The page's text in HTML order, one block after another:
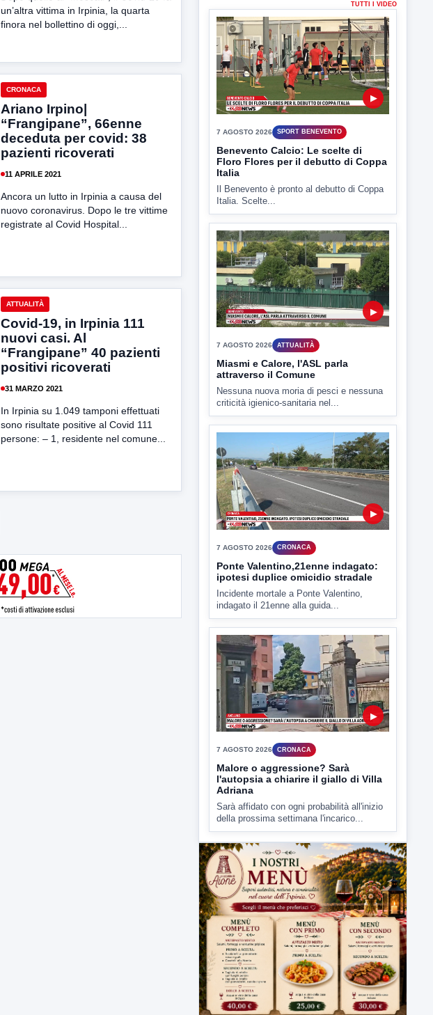
un’altra vittima in Irpinia, la quarta
finora nel bollettino di oggi,...
CRONACA
Ariano Irpino|
“Frangipane”, 66enne
deceduta per covid: 38
pazienti ricoverati
11 APRILE 2021
Ancora un lutto in Irpinia a causa del
nuovo coronavirus. Dopo le tre vittime
registrate al Covid Hospital...
ATTUALITÀ
Covid-19, in Irpinia 111
nuovi casi. Al
“Frangipane” 40 pazienti
positivi ricoverati
31 MARZO 2021
In Irpinia su 1.049 tamponi effettuati
sono risultate positive al Covid 111
persone: – 1, residente nel comune...
▶
7 AGOSTO 2026 SPORT BENEVENTO
Benevento Calcio: Le scelte di
Floro Flores per il debutto di Coppa
Il Benevento è pronto al debutto di Coppa
Italia. Scelte...
▶
7 AGOSTO 2026 ATTUALITÀ
Miasmi e Calore, l'ASL parla
attraverso il Comune
Nessuna nuova moria di pesci e nessuna
criticità igienico-sanitaria nel...
▶
7 AGOSTO 2026
Ponte Valentino,21enne indagato:
ipotesi duplice omicidio stradale
Incidente mortale a Ponte Valentino,
indagato il 21enne alla guida...
▶
7 AGOSTO 2026 CRONACA
Malore o aggressione? Sarà
l'autopsia a chiarire il giallo di Villa
Sarà affidato con ogni probabilità all'inizio
della prossima settimana l'incarico...